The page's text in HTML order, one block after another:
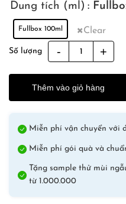
Dung tích (ml) :
Fullbox 100ml Clear
Số lượng
quantity
Thêm vào giỏ hàng
Miễn phí vận chuyển với
Miễn phí gói quà và
Tặng sample thử mùi
từ 1.000.000